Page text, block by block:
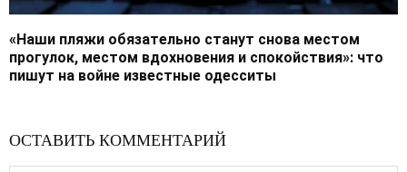
«Наши пляжи обязательно станут снова местом
прогулок, местом вдохновения и спокойствия»: что
пишут на войне известные одесситы
ОСТАВИТЬ КОММЕНТАРИЙ